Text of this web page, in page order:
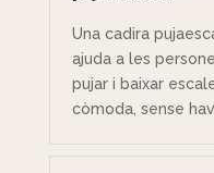
Una cadira
ajuda a les
pujar i baixar
còmoda, sense